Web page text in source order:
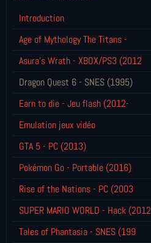
Introduction
Age of Mythology The Titans -
Asura's Wrath - XBOX/PS3 (2012
Dragon Quest 6 - SNES (1995)
Earn to die - Jeu flash (2012-
Emulation jeux vidéo
GTA 5 - PC (2013)
Pokémon Go - Portable (2016)
Rise of the Nations - PC (2003
SUPER MARIO WORLD - Hack (2012
Tales of Phantasia - SNES (199